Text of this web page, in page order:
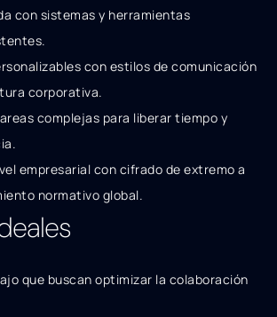
con sistemas y herramientas
con estilos de comunicación
corporativa.
complejas para liberar tiempo y
empresarial con cifrado de extremo a
normativo global.
que buscan optimizar la colaboración